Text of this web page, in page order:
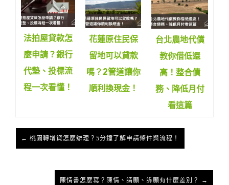
法拍屋貸款怎
麼申請？銀行
代墊、投標流
程一次看懂！
花蓮原住民保
留地可以貸款
嗎？2管道讓你
順利換現金！
台北農地代償
教你借低還
高！整合債
務、降低月付
看這篇
← 桃園轉增貸怎麼辦理？5分鐘了解申請條件與流程！
陳情書怎麼寫？陳情、請願、訴願有什麼差別？ →